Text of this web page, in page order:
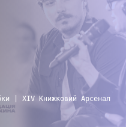
| XIV Книжковий Арсенал